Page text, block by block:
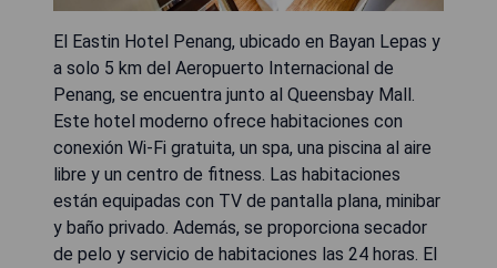
El Eastin Hotel Penang, ubicado en Bayan Lepas y
a solo 5 km del Aeropuerto Internacional de
Penang, se encuentra junto al Queensbay Mall.
Este hotel moderno ofrece habitaciones con
conexión Wi-Fi gratuita, un spa, una piscina al aire
libre y un centro de fitness. Las habitaciones
están equipadas con TV de pantalla plana, minibar
y baño privado. Además, se proporciona secador
de pelo y servicio de habitaciones las 24 horas. El